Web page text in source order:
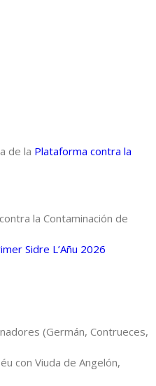
de la Plataforma contra la
la Contaminación de
Sidre L’Añu 2026
(Germán, Contrueces,
con Viuda de Angelón,